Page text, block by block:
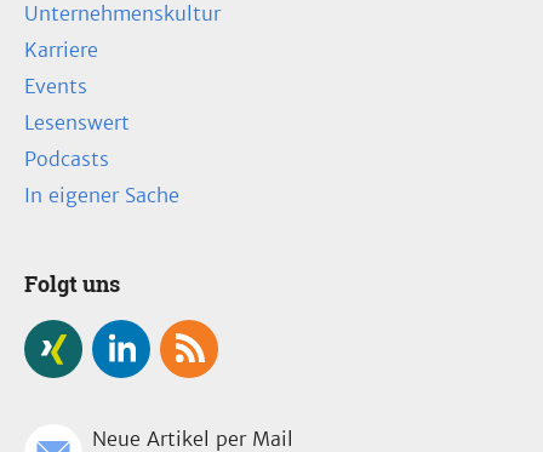
Unternehmenskultur
Karriere
Events
Lesenswert
Podcasts
In eigener Sache
Folgt uns
Neue Artikel per Mail